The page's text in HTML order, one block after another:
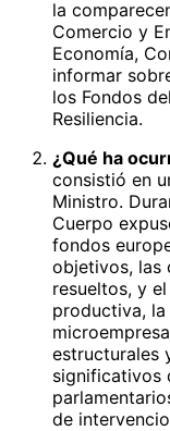
la
Comercio y
Economía,
informar
los Fondos
Resiliencia.
¿Qué ha
consistió en
Ministro.
Cuerpo
fondos
objetivos, las
resueltos, y
productiva, la
estructurales
significativos
de